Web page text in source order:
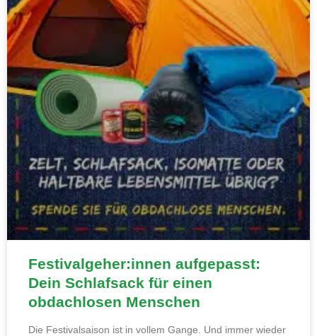
Festivalgeher:innen aufgepasst:
Dein Schlafsack für einen
obdachlosen Menschen
Die Festivalsaison ist in vollem Gange. Und immer wieder